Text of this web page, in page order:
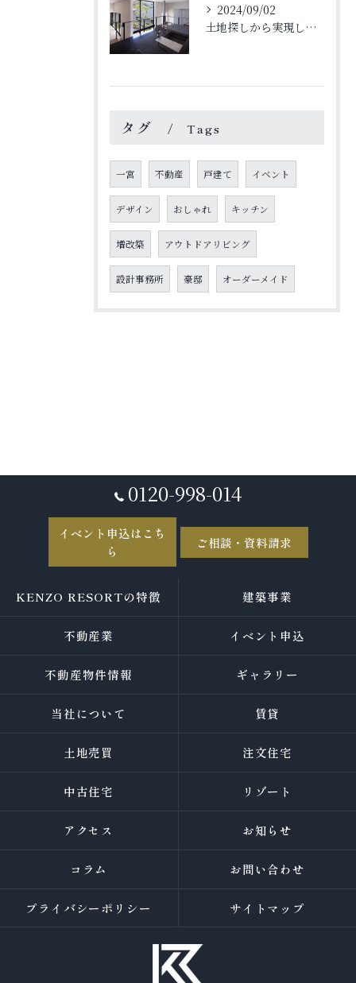
2024/09/02
土地探しから実現した理想の家
タグ Tags
一宮 不動産 戸建て イベント
デザイン おしゃれ キッチン
増改築 アウトドアリビング
設計事務所 豪邸 オーダーメイド
0120-998-014
イベント申込はこち
ら
ご相談・資料請求
KENZO RESORTの特徴 建築事業
不動産業 イベント申込
不動産物件情報 ギャラリー
当社について 賃貸
土地売買 注文住宅
中古住宅 リゾート
アクセス お知らせ
コラム お問い合わせ
プライバシーポリシー サイトマップ